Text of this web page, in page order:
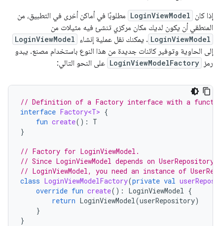
إذا كان LoginViewModel مطلوبًا في أماكن أخرى في التطبيق، من
المنطقي أن يكون لديك مكان مركزي تنشئ فيه مثيلات من
LoginViewModel . يمكنك نقل عملية إنشاء LoginViewModel
إلى الحاوية وتوفير كائنات جديدة من هذا النوع باستخدام مصنع. يبدو
رمز LoginViewModelFactory على النحو التالي:
// Definition of a Factory interface with a
interface Factory<T> {
fun create():
T
}
// Factory for LoginViewModel.
// Since LoginViewModel depends on
// LoginViewModel, you need an instance of
class LoginViewModelFactory(private val
override fun create(): LoginViewModel {
return LoginViewModel(userRepository)
}
}